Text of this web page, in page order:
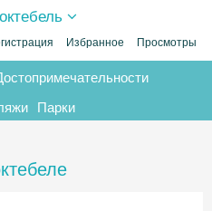
Избранное Просмотры
Парки